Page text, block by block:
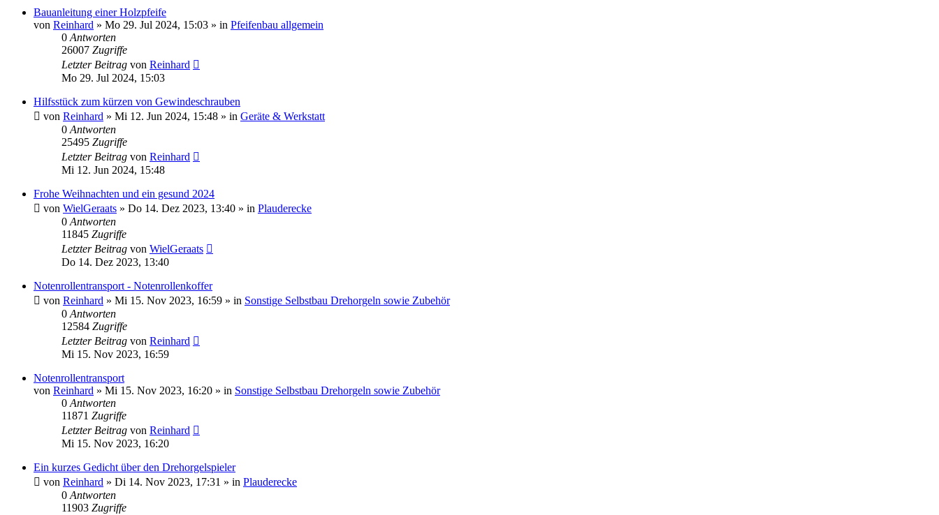
Bauanleitung einer Holzpfeife
von Reinhard » Mo 29. Jul 2024, 15:03 » in Pfeifenbau allgemein
0Antworten
26007 Zugriffe
Letzter Beitrag von Reinhard
Mo 29. Jul 2024, 15:03
Hilfsstück zum kürzen von Gewindeschrauben
von Reinhard » Mi 12. Jun 2024, 15:48 » in Geräte & Werkstatt
0Antworten
25495 Zugriffe
Letzter Beitrag von Reinhard
Mi 12. Jun 2024, 15:48
Frohe Weihnachten und ein gesund 2024
von WielGeraats » Do 14. Dez 2023, 13:40 » in Plauderecke
0Antworten
11845 Zugriffe
Letzter Beitrag von WielGeraats
Do 14. Dez 2023, 13:40
Notenrollentransport - Notenrollenkoffer
von Reinhard » Mi 15. Nov 2023, 16:59 » in Sonstige Selbstbau Drehorgeln sowie Zubehör
0Antworten
12584 Zugriffe
Letzter Beitrag von Reinhard
Mi 15. Nov 2023, 16:59
Notenrollentransport
von Reinhard » Mi 15. Nov 2023, 16:20 » in Sonstige Selbstbau Drehorgeln sowie Zubehör
0Antworten
11871 Zugriffe
Letzter Beitrag von Reinhard
Mi 15. Nov 2023, 16:20
Ein kurzes Gedicht über den Drehorgelspieler
von Reinhard » Di 14. Nov 2023, 17:31 » in Plauderecke
0Antworten
11903 Zugriffe